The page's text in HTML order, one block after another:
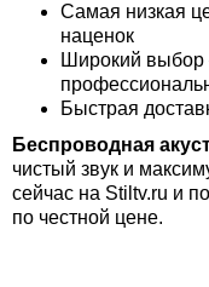
Самая низкая
наценок
Широкий выбор
Быстрая
Беспроводная
чистый звук и
сейчас на Stiltv.ru и
по честной цене.